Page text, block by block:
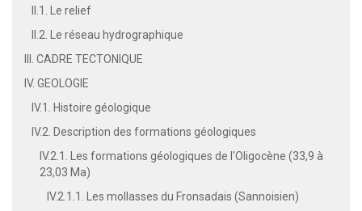
II.1. Le relief
II.2. Le réseau hydrographique
III. CADRE TECTONIQUE
IV. GEOLOGIE
IV.1. Histoire géologique
IV.2. Description des formations géologiques
IV.2.1. Les formations géologiques de l'Oligocène (33,9 à
23,03 Ma)
IV.2.1.1. Les mollasses du Fronsadais (Sannoisien)